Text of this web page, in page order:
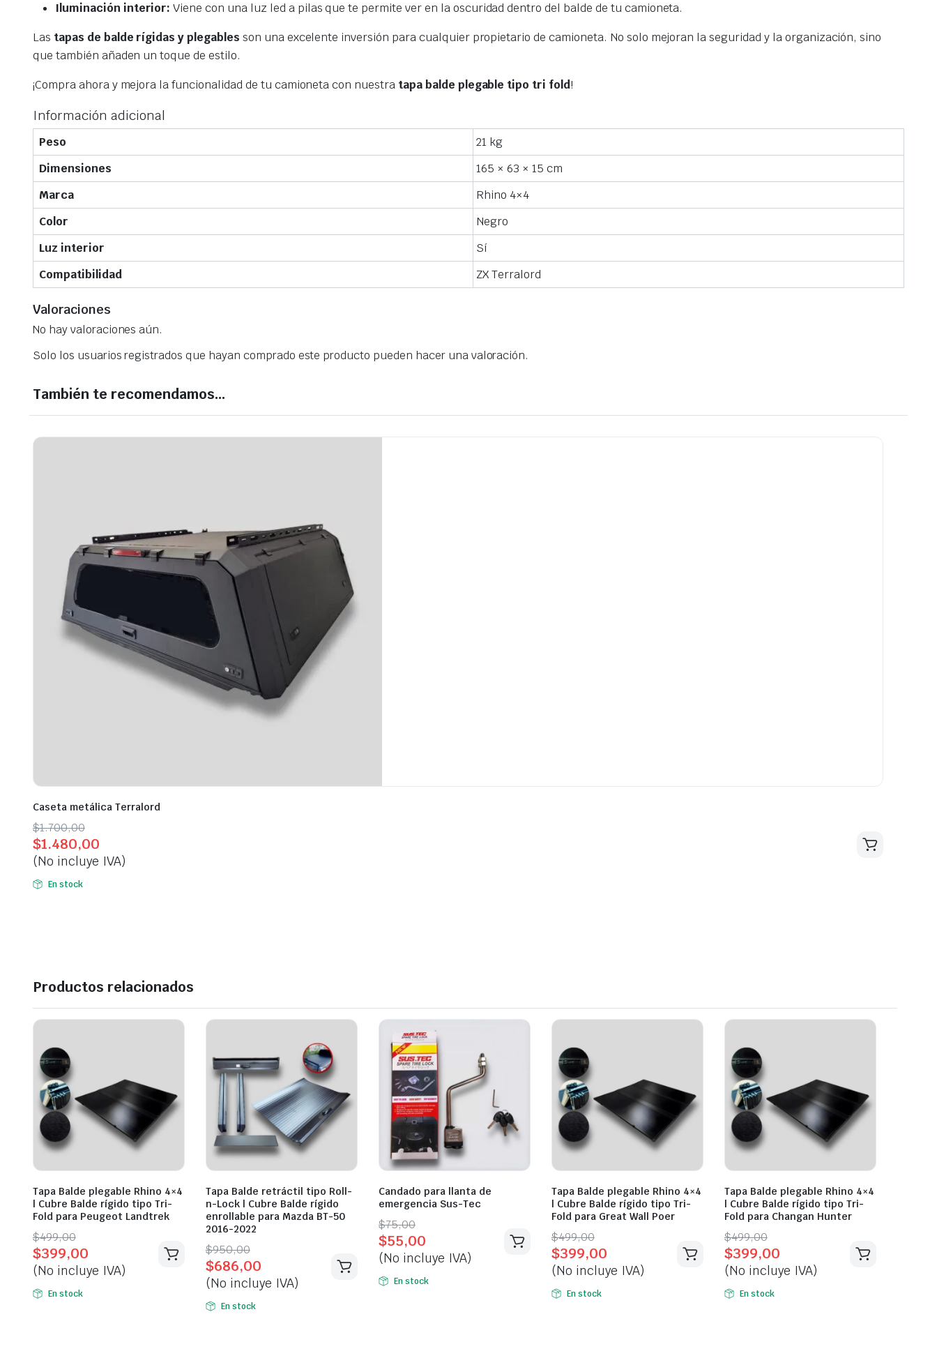
Iluminación interior:Viene con una luz led a pilas que te permite ver en la oscuridad dentro del balde de tu camioneta.
Las tapas de balde rígidas y plegables son una excelente inversión para cualquier propietario de camioneta. No solo mejoran la seguridad y la organización, sino
que también añaden un toque de estilo.
¡Compra ahora y mejora la funcionalidad de tu camioneta con nuestra tapa balde plegable tipo tri fold!
Información adicional
Peso
21 kg
Dimensiones
165 × 63 × 15 cm
Marca
Rhino 4×4
Color
Negro
Luz interior
Sí
Compatibilidad
ZX Terralord
Valoraciones
No hay valoraciones aún.
Solo los usuarios registrados que hayan comprado este producto pueden hacer una valoración.
También te recomendamos…
Caseta metálica Terralord
$1.700,00
Original
price
was:
$1.700,00.
$1.480,00
Current
price
is:
$1.480,00.
(No incluye IVA)
En stock
Productos relacionados
Tapa Balde plegable Rhino 4×4
| Cubre Balde rígido tipo Tri-
Fold para Peugeot Landtrek
$499,00
Original
price
was:
$499,00.
$399,00
Current
price
is:
$399,00.
(No incluye IVA)
En stock
Tapa Balde retráctil tipo Roll-
n-Lock | Cubre Balde rígido
enrollable para Mazda BT-50
2016-2022
$950,00
Original
price
was:
$950,00.
$686,00
Current
price
is:
$686,00.
(No incluye IVA)
En stock
Candado para llanta de
emergencia Sus-Tec
$75,00
Original
price
was:
$75,00.
$55,00
Current
price
is:
$55,00.
(No incluye IVA)
En stock
Tapa Balde plegable Rhino 4×4
| Cubre Balde rígido tipo Tri-
Fold para Great Wall Poer
$499,00
Original
price
was:
$499,00.
$399,00
Current
price
is:
$399,00.
(No incluye IVA)
En stock
Tapa Balde plegable Rhino 4×4
| Cubre Balde rígido tipo Tri-
Fold para Changan Hunter
$499,00
Original
price
was:
$499,00.
$399,00
Current
price
is:
$399,00.
(No incluye IVA)
En stock